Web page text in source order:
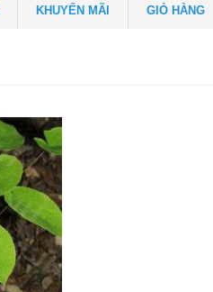
KHUYẾN MÃI GIỎ HÀNG